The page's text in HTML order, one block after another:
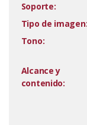
Soporte:
Tipo de imagen:
Tono:
Alcance y
contenido: